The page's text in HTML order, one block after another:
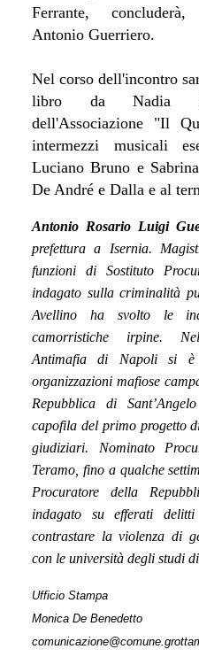
Ferrante,
Antonio Guerriero.
Nel corso dell'incontro
libro da Nadia
dell'Associazione "Il
intermezzi musicali
Luciano Bruno e
De André e Dalla e al
Antonio Rosario Luigi
prefettura a Isernia.
funzioni di Sostituto
indagato sulla criminalità
Avellino ha svolto le
camorristiche irpine.
Antimafia di Napoli si è
organizzazioni mafiose
Repubblica di
capofila del primo progetto
giudiziari. Nominato
Teramo, fino a qualche
Procuratore della
indagato su efferati
contrastare la violenza di
con le università degli studi
Ufficio Stampa
Monica De Benedetto